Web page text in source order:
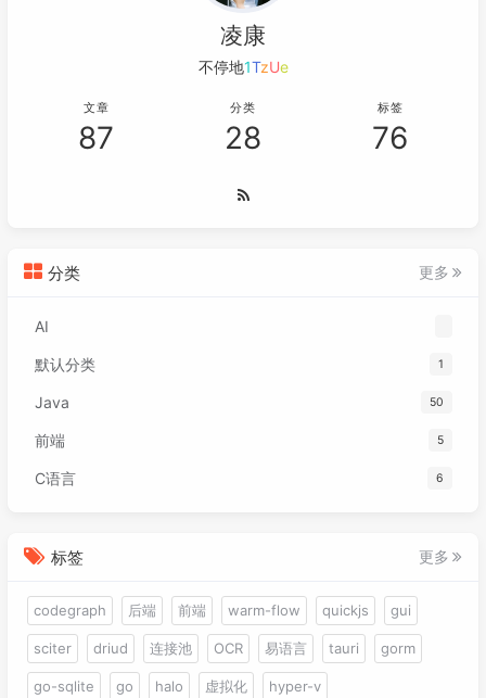
凌康
不停地磨炼l4T(
文章
87
分类
28
标签
76
分类 更多
AI
默认分类 1
Java 50
前端 5
C语言 6
标签 更多
codegraph 后端 前端 warm-flow quickjs gui
sciter driud 连接池 OCR 易语言 tauri gorm
go-sqlite go halo 虚拟化 hyper-v